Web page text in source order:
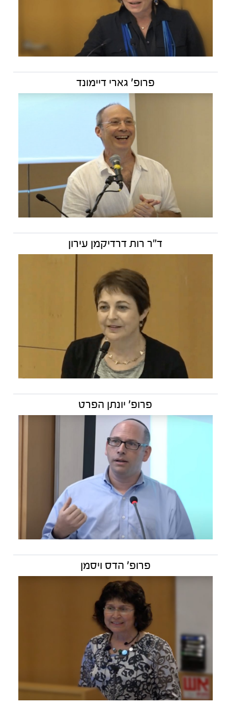
פרופ' גארי דיימונד
ד״ר רות דרדיקמן עירון
פרופ' יונתן הפרט
פרופ' הדס ויסמן